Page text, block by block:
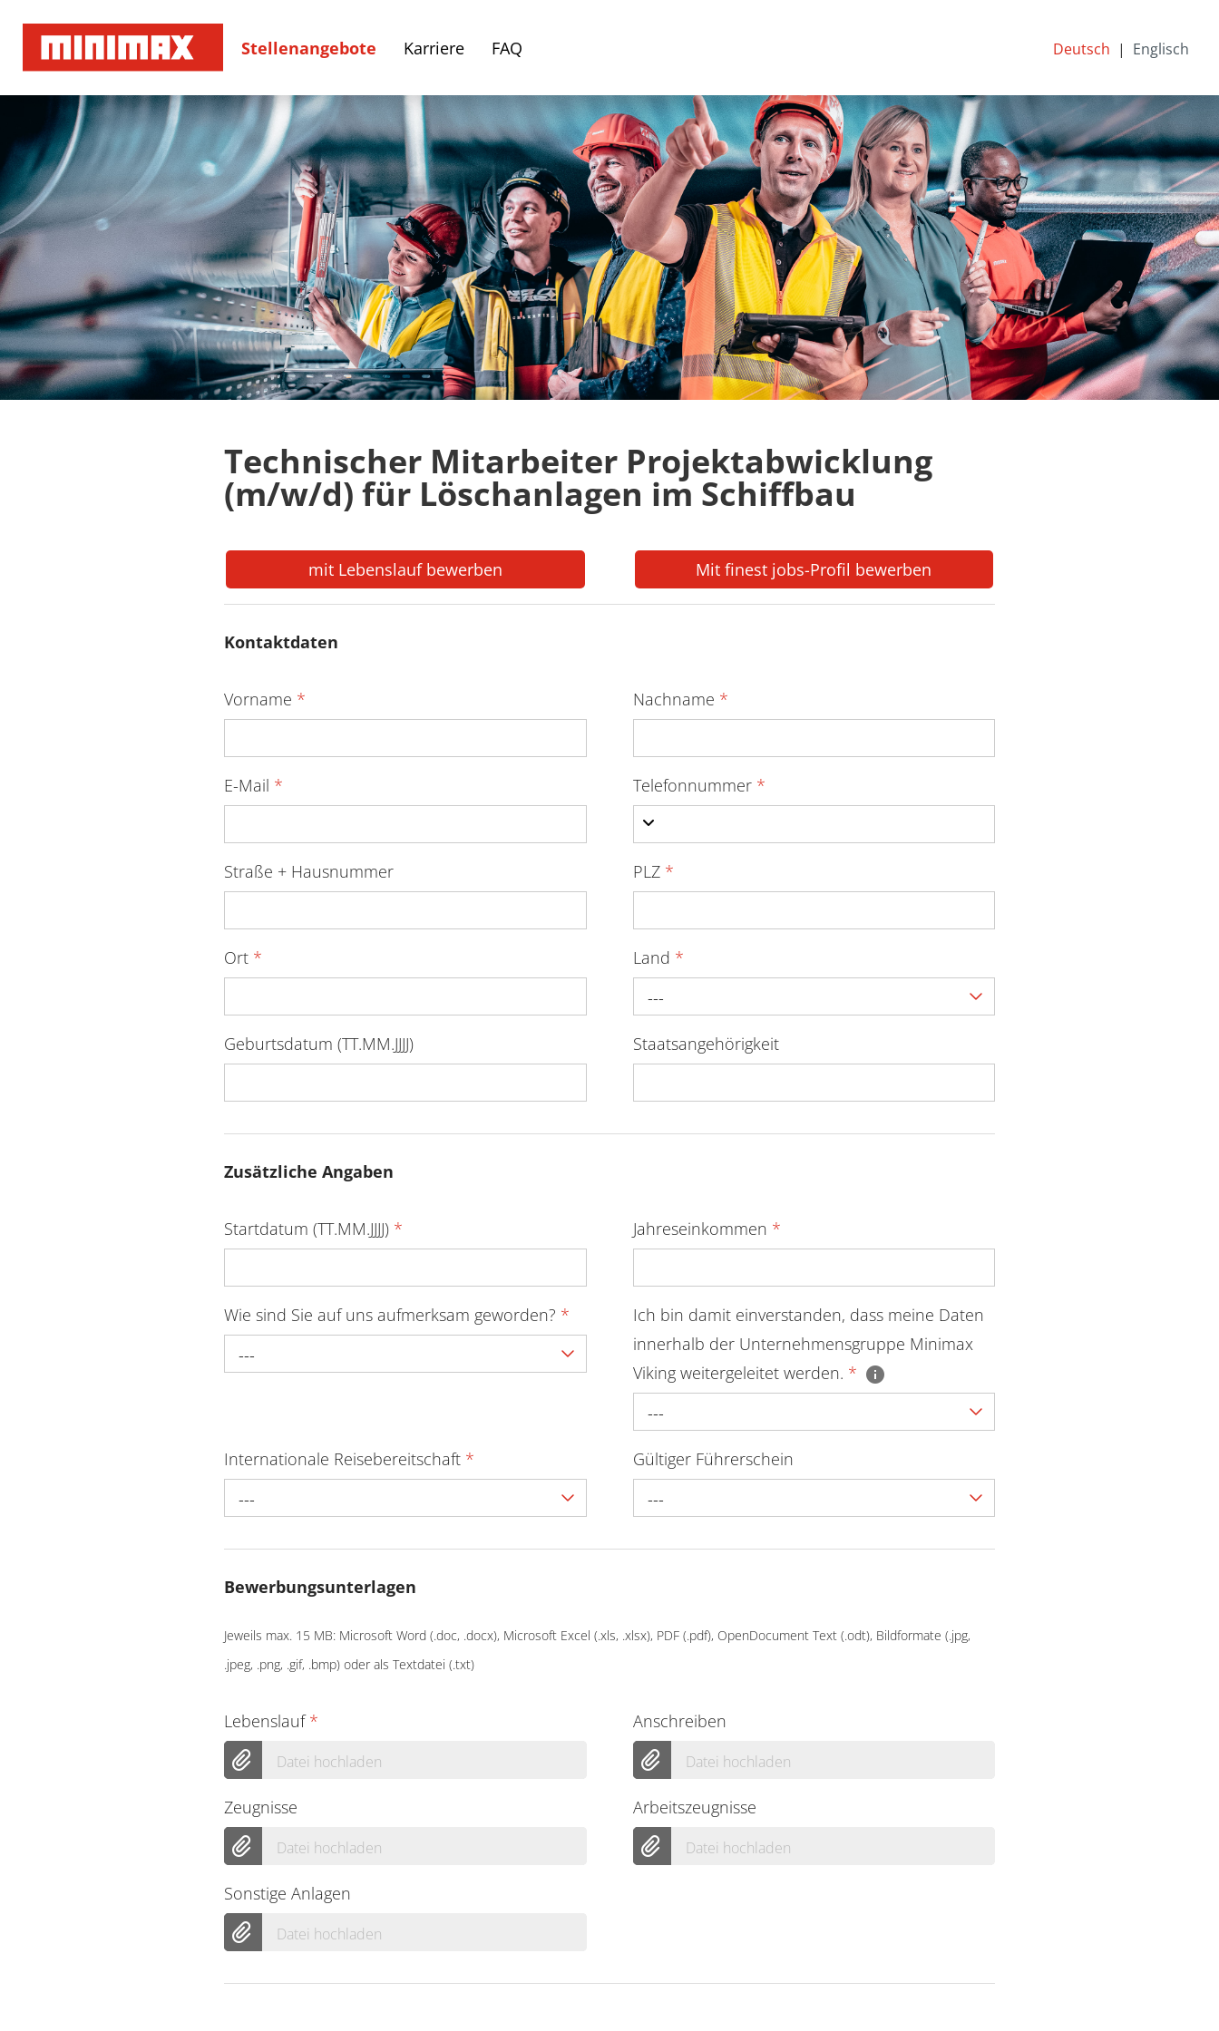
Deutsch Englisch
Stellenangebote Karriere FAQ
Technischer Mitarbeiter Projektabwicklung
(m/w/d) für Löschanlagen im Schiffbau
mit Lebenslauf bewerben Mit finest jobs-Profil bewerben
Kontaktdaten
Vorname * Nachname *
E-Mail * Telefonnummer *
Straße + Hausnummer PLZ *
Ort * Land *
---
Geburtsdatum (TT.MM.JJJJ) Staatsangehörigkeit
Zusätzliche Angaben
Startdatum (TT.MM.JJJJ) * Jahreseinkommen *
Wie sind Sie auf uns aufmerksam geworden? *
---
Ich bin damit einverstanden, dass meine Daten
innerhalb der Unternehmensgruppe Minimax
Viking weitergeleitet werden. *
---
Internationale Reisebereitschaft *
---
Gültiger Führerschein
---
Bewerbungsunterlagen
Jeweils max. 15 MB: Microsoft Word (.doc, .docx), Microsoft Excel (.xls, .xlsx), PDF (.pdf), OpenDocument Text (.odt), Bildformate (.jpg,
.jpeg, .png, .gif, .bmp) oder als Textdatei (.txt)
Lebenslauf*
Datei hochladen
Anschreiben
Datei hochladen
Zeugnisse
Datei hochladen
Arbeitszeugnisse
Datei hochladen
Sonstige Anlagen
Datei hochladen